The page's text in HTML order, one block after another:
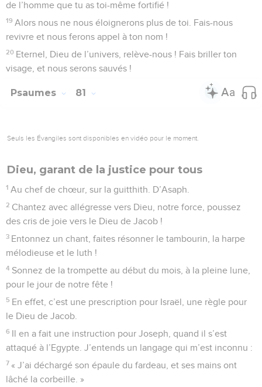
nom !
10 Pourquoi les nations diraient-elles : « Où est leur Dieu ? »
Qu’on sache parmi les nations, et puissions-nous le voir, que
tu venges le sang de tes serviteurs, le sang versé !
11 Que les gémissements des prisonniers parviennent jusqu’à
toi ! Par ton bras puissant, sauve ceux qui sont destinés à la
te célébrerons éternellement ; de génération en génération
nous proclamerons tes louanges.
Psaumes 80
Ah, si mon peuple m'écoutait…!
1 Au chef de chœur, sur la mélodie « Les lis du témoignage ».
Psaume d’Asaph.
2 Prête l’oreille, berger d’Israël, toi qui conduis Joseph
comme un troupeau ! Interviens dans ta splendeur, toi qui
Devant Ephraïm, Benjamin et Manassé, déploie ta force et